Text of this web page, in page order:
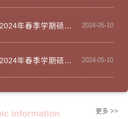
文答辩公示（钢铁研究总院联合培养） 2024-05-10
位论文答辩公示（分析测试中心） 2024-05-10
information 更多 >>